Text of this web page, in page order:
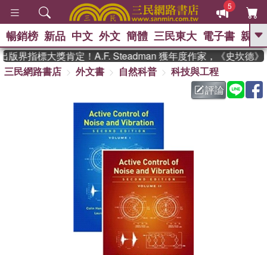
5
GO
熱搜： 東野圭吾 、 高希均教授回憶錄
父親節 、 如果歷
暑期推薦 、 國際布克
獎 臺灣漫遊錄
登輝時代 、
偉大的迷走神經
暢銷榜 新品 中文 外文 簡體 三民東大 電子書 親子
界指標大獎肯定！A.F. Steadman 獲年度作家，《史坎德》
三民網路書店
外文書 自然科普
科技與工程
評論